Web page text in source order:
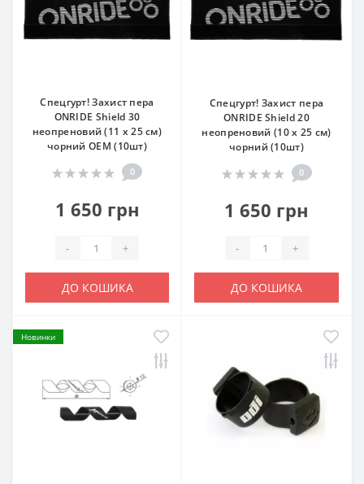
Спецгурт! Захист пера
ONRIDE Shield 30
неопреновий (11 x 25 см)
чорний ОЕМ (10шт)
0
1 650 грн
- +
ДО КОШИКА
Спецгурт! Захист пера
ONRIDE Shield 20
неопреновий (10 х 25 см)
чорний (10шт)
0
1 650 грн
- +
ДО КОШИКА
Новинки